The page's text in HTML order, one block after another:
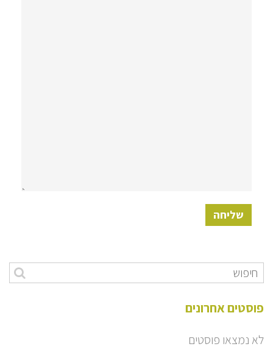
פוסטים אחרונים
לא נמצאו פוסטים